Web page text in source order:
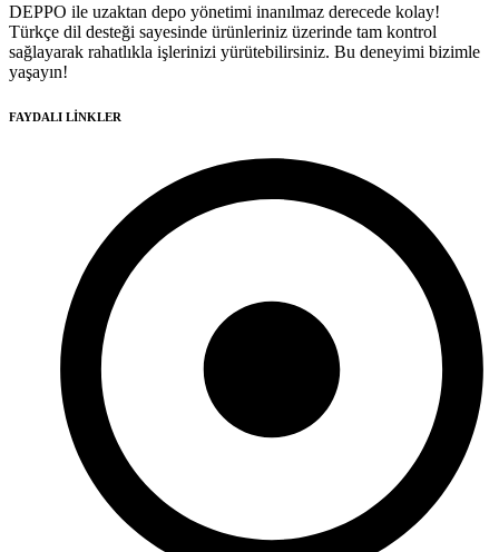
DEPPO ile uzaktan depo yönetimi inanılmaz derecede kolay!
Türkçe dil desteği sayesinde ürünleriniz üzerinde tam kontrol
sağlayarak rahatlıkla işlerinizi yürütebilirsiniz. Bu deneyimi bizimle
yaşayın!
FAYDALI LİNKLER